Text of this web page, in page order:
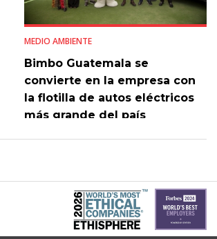
MEDIO AMBIENTE
Bimbo Guatemala se
convierte en la empresa con
la flotilla de autos eléctricos
más grande del país